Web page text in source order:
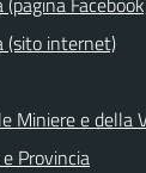
(sito internet)
Miniere e della
Provincia